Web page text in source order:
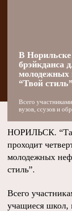
В
брэйкданса
молодежных
“Твой стиль”
Всего
вузов, ссузов и
НОРИЛЬСК.
проходит
молодежных
стиль”.
Всего
учащиеся школ,